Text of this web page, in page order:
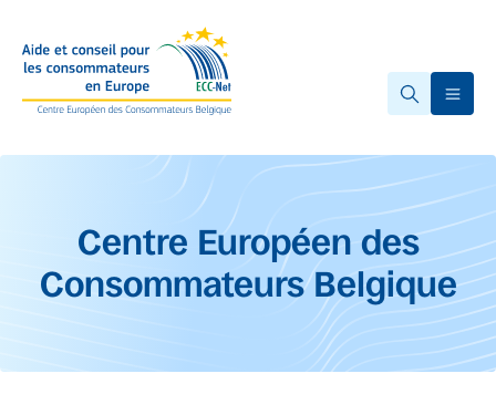
Début du contenu principal.
Centre Européen des
Consommateurs Belgique